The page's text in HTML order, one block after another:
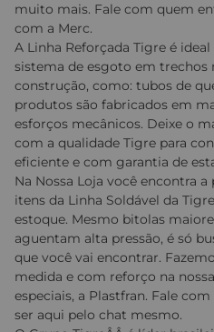
muito mais. Fale com quem
com a Merc.
A Linha Reforçada Tigre é
sistema de esgoto em trechos
construção, como: tubos de
produtos são fabricados em
esforços mecânicos. Deixe o
com a qualidade Tigre para
eficiente e com garantia de
Na Nossa Loja você encontra
itens da Linha Soldável da
estoque. Mesmo bitolas
aguentam alta pressão, é só
que você vai encontrar.
medida e com reforço na
especiais, a Plastfran. Fale
ser aqui pelo chat mesmo.